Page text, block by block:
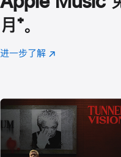
月 脚
注
⁺。
进一步了解 Apple
(在
口
中
打
开)